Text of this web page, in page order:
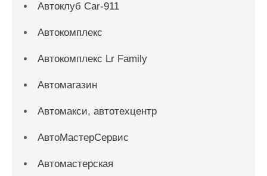
Автоклуб Car-911
Автокомплекс
Автокомплекс Lr Family
Автомагазин
Автомакси, автотехцентр
АвтоМастерСервис
Автомастерская